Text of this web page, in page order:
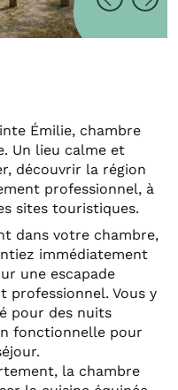
Émilie, chambre
Un lieu calme et
découvrir la région
professionnel, à
sites touristiques.
dans votre chambre,
immédiatement
une escapade
professionnel. Vous y
pour des nuits
fonctionnelle pour
la chambre